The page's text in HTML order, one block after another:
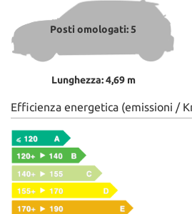
Posti omologati: 5
Lunghezza: 4,69 m
Efficienza energetica (emissioni /